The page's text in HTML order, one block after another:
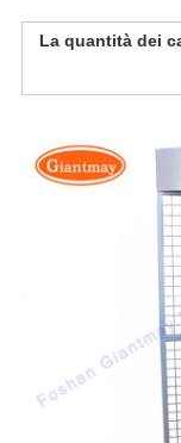
La quantità dei